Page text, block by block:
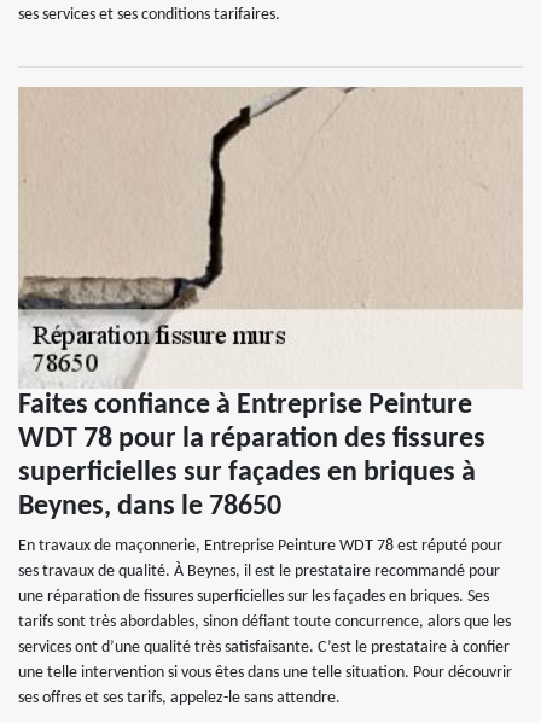
ses services et ses conditions tarifaires.
Faites confiance à Entreprise Peinture
WDT 78 pour la réparation des fissures
superficielles sur façades en briques à
Beynes, dans le 78650
En travaux de maçonnerie, Entreprise Peinture WDT 78 est réputé pour
ses travaux de qualité. À Beynes, il est le prestataire recommandé pour
une réparation de fissures superficielles sur les façades en briques. Ses
tarifs sont très abordables, sinon défiant toute concurrence, alors que les
services ont d’une qualité très satisfaisante. C’est le prestataire à confier
une telle intervention si vous êtes dans une telle situation. Pour découvrir
ses offres et ses tarifs, appelez-le sans attendre.